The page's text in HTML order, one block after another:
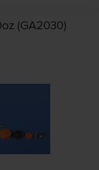
(GA2030)